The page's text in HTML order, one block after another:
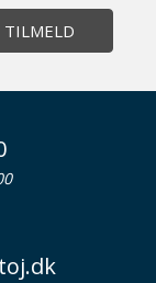
TILMELD